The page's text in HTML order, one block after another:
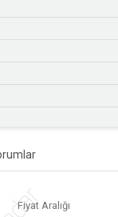
Fiyat Aralığı